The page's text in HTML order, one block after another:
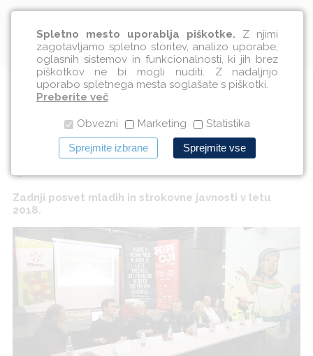
Slovenščina
S posvetom v Škofji Loki smo
Heroji sklenili krog posvetov
03.10.2018
Zadnji posvet mladih in strokovne javnosti v letu
2018.
Spletno mesto uporablja piškotke. Z njimi
zagotavljamo spletno storitev, analizo uporabe,
oglasnih sistemov in funkcionalnosti, ki jih brez
piškotkov ne bi mogli nuditi. Z nadaljnjo
uporabo spletnega mesta soglašate s piškotki.
Preberite več
Obvezni Marketing Statistika
Sprejmite izbrane Sprejmite vse